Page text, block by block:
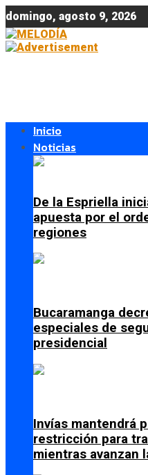
domingo, agosto 9, 2026
Inicio
Noticias
De la Espriella
apuesta por el
regiones
Bucaramanga
especiales de
presidencial
Invías mantendrá
restricción para
mientras avanzan